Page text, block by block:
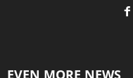
EVEN MORE NEWS